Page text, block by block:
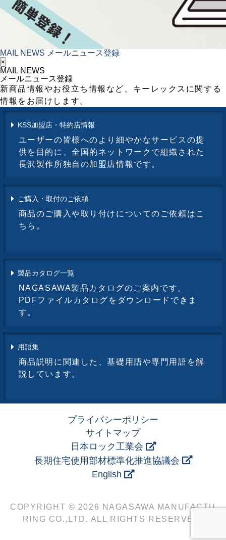
MAIL NEWS メールニュース登録
×
MAIL NEWS
メールニュース登録
新商品情報やお役立ち情報など、キーレックスに関する
情報をお届けします。
KSS加盟店・特約店情報
ユーザーの皆様へのより細やかなサービスの提
供を目的に、全国的ネットワークで組織された
長沢製作所独自の加盟店情報です。
ご購入・取付のご依頼
商品のご購入や取り付けについてのご依頼はこ
ちら。
製品カタログ一覧
NAGASAWA製品カタログのご案内です。
PDFファイルカタログをダウンロードできま
す。
用語集
商品説明に関連した、基礎用語や専門用語を解
説しています。
プライバシーポリシー
サイトマップ
日本ロック工業会
長期住宅使用部材標準化推進協議会
English
COPYRIGHT © 2026 NAGASAWA MANUFACTU
RING CO.,LTD. ALL RIGHTS RESERVED.